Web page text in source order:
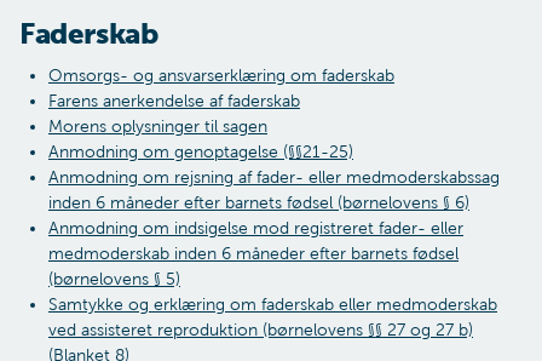
Faderskab
Omsorgs- og ansvarserklæring om faderskab
Farens anerkendelse af faderskab
Morens oplysninger til sagen
Anmodning om genoptagelse (§§21-25)
Anmodning om rejsning af fader- eller medmoderskabssag
inden 6 måneder efter barnets fødsel (børnelovens § 6)
Anmodning om indsigelse mod registreret fader- eller
medmoderskab inden 6 måneder efter barnets fødsel
(børnelovens § 5)
Samtykke og erklæring om faderskab eller medmoderskab
ved assisteret reproduktion (børnelovens §§ 27 og 27 b)
(Blanket 8)